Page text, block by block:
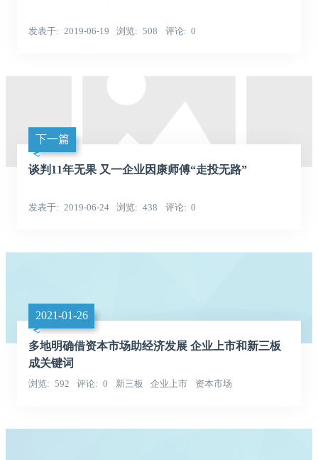
发表于 2019-06-19 浏览 508 评论 0
下一篇
谈判11年无果 又一企业因康师傅“走投无路”
发表于 2019-06-24 浏览 438 评论 0
2021-01-26
多地明确借资本市场助经济发展 企业上市和新三板
成关键词
浏览 592 评论 0 新三板 企业上市 资本市场